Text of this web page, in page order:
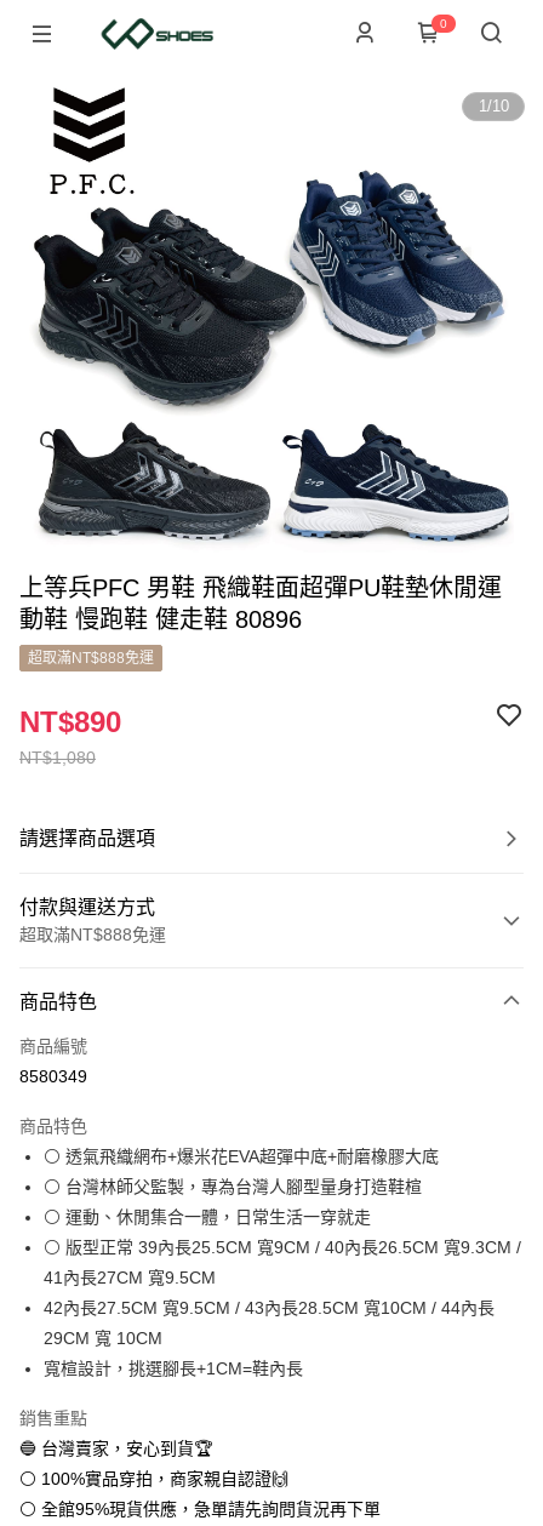
0
1/10
上等兵PFC 男鞋 飛織鞋面超彈PU鞋墊休閒運
動鞋 慢跑鞋 健走鞋 80896
超取滿NT$888免運
NT$1,080
NT$890
請選擇商品選項
付款與運送方式
超取滿NT$888免運
信用卡一次付款
超商取貨付款
Apple Pay
街口支付
悠遊付
全盈+PAY
AFTEE先享後付
相關說明
AFTEE先享後付是「在收到商品之後才付款」的支付方式。 讓您購物簡單
便利好安心！
１．簡單：不需註冊會員、不需綁卡、不需儲值。
２．便利：只要手機號碼，簡訊認證，即可結帳。
全家取貨付款
商品特色
商品編號
8580349
商品特色
⚪ 透氣飛織網布+爆米花EVA超彈中底+耐磨橡膠大底
⚪ 台灣林師父監製，專為台灣人腳型量身打造鞋楦
⚪ 運動、休閒集合一體，日常生活一穿就走
⚪ 版型正常 39內長25.5CM 寬9CM / 40內長26.5CM 寬9.3CM /
41內長27CM 寬9.5CM
42內長27.5CM 寬9.5CM / 43內長28.5CM 寬10CM / 44內長
29CM 寬 10CM
寬楦設計，挑選腳長+1CM=鞋內長
銷售重點
🔵 台灣賣家，安心到貨🏆
⚪ 100%實品穿拍，商家親自認證🙌
⚪ 全館95%現貨供應，急單請先詢問貨況再下單